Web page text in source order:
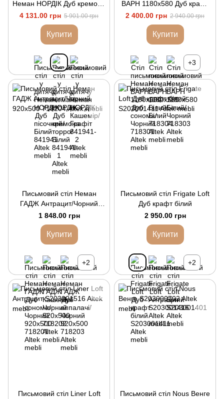
Неман НОРДІК Дуб кремона
торро/Білий
4 131.00 грн 5 901.00 грн
Купити
ВАРН 1180х580 Дуб крафт
білий/Чорний
2 400.00 грн 2 940.00 грн
Купити
+3
Письмовий стіл Неман
ГАДЖ Антрацит/Чорний
920х500
1 848.00 грн
Купити
+2
Письмовий стіл Frigate Loft
Дуб крафт білий
2 950.00 грн
Купити
+2
Письмовий стіл Liner Loft
Письмовий стіл Nous Венге